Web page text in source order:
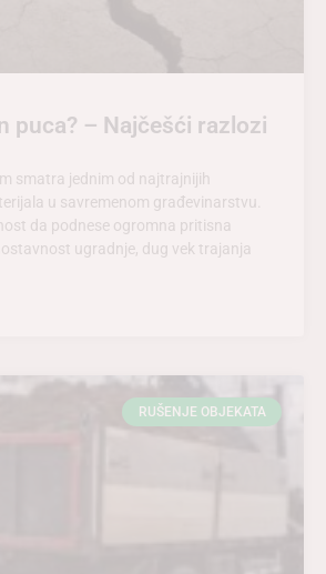
puca? – Najčešći razlozi
smatra jednim od najtrajnijih
u savremenom građevinarstvu.
da podnese ogromna pritisna
ugradnje, dug vek trajanja
RUŠENJE OBJEKATA